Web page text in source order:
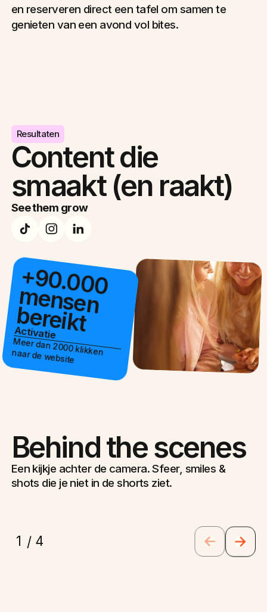
en reserveren direct een tafel om samen te
genieten van een avond vol bites.
Resultaten
Content die
smaakt (en raakt)
See them grow
+
9
0
.0
0
0
m
e
n
s
e
n
b
e
re
ik
t
Activatie
Meer dan 2000 klikken naar de website
Behind the scenes
Een kijkje achter de camera. Sfeer, smiles &
shots die je niet in de shorts ziet.
1 / 4